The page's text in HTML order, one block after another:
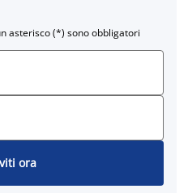
asterisco (*) sono obbligatori
ora